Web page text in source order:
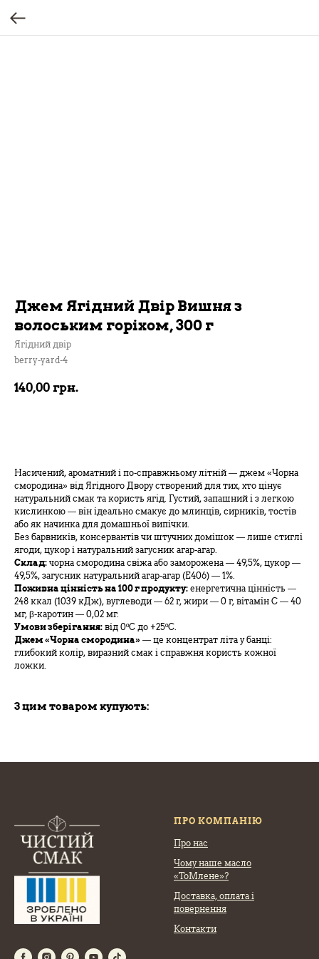
Джем Ягідний Двір Вишня з
волоським горіхом, 300 г
Ягідний двір
berry-yard-4
140,00 грн.
Насичений, ароматний і по-справжньому літній — джем «Чорна
смородина» від Ягідного Двору створений для тих, хто цінує
натуральний смак та користь ягід. Густий, запашний і з легкою
кислинкою — він ідеально смакує до млинців, сирників, тостів
або як начинка для домашньої випічки.
Без барвників, консервантів чи штучних домішок — лише стиглі
ягоди, цукор і натуральний загусник агар-агар.
Склад: чорна смородина свіжа або заморожена — 49,5%, цукор —
49,5%, загусник натуральний агар-агар (Е406) — 1%.
Поживна цінність на 100 г продукту: енергетична цінність —
248 ккал (1039 кДж), вуглеводи — 62 г, жири — 0 г, вітамін С — 40
мг, β-каротин — 0,02 мг.
Умови зберігання: від 0ºС до +25ºС.
Джем «Чорна смородина» — це концентрат літа у банці:
глибокий колір, виразний смак і справжня користь кожної
ложки.
З цим товаром купують:
ПРО КОМПАНІЮ
Про нас
Чому наше масло
«ТоМлене»?
Доставка, оплата і
повернення
Контакти